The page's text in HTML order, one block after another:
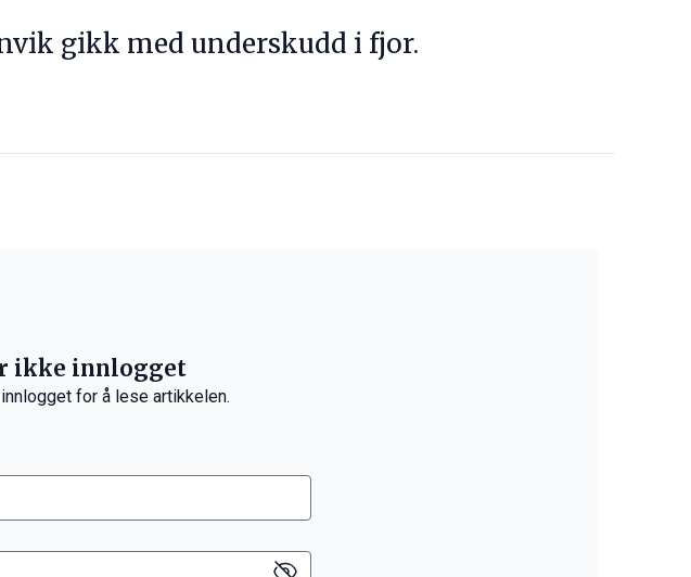
gikk med underskudd i fjor.
ikke innlogget
for å lese artikkelen.